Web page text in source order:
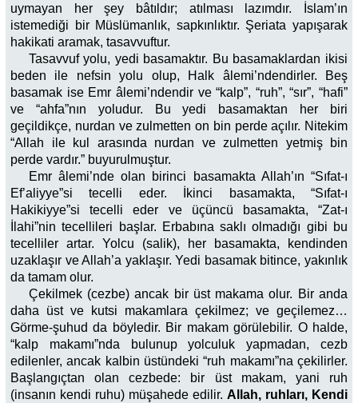
uymayan her şey bâtıldır; atılması lazımdır. İslam’ın
istemediği bir Müslümanlık, sapkınlıktır. Şeriata yapışarak
hakikati aramak, tasavvuftur.
Tasavvuf yolu, yedi basamaktır. Bu basamaklardan ikisi
beden ile nefsin yolu olup, Halk âlemi’ndendirler. Beş
basamak ise Emr âlemi’ndendir ve “kalp”, “ruh”, “sır”, “hafi”
ve “ahfa”nın yoludur. Bu yedi basamaktan her biri
geçildikçe, nurdan ve zulmetten on bin perde açılır. Nitekim
“Allah ile kul arasında nurdan ve zulmetten yetmiş bin
perde vardır.” buyurulmuştur.
Emr âlemi’nde olan birinci basamakta Allah’ın “Sıfat-ı
Ef’aliyye”si tecelli eder. İkinci basamakta, “Sıfat-ı
Hakikiyye”si tecelli eder ve üçüncü basamakta, “Zat-ı
İlahi”nin tecellileri başlar. Erbabına saklı olmadığı gibi bu
tecelliler artar. Yolcu (salik), her basamakta, kendinden
uzaklaşır ve Allah’a yaklaşır. Yedi basamak bitince, yakınlık
da tamam olur.
Çekilmek (cezbe) ancak bir üst makama olur. Bir anda
daha üst ve kutsi makamlara çekilmez; ve geçilemez…
Görme-şuhud da böyledir. Bir makam görülebilir. O halde,
“kalp makamı”nda bulunup yolculuk yapmadan, cezb
edilenler, ancak kalbin üstündeki “ruh makamı”na çekilirler.
Başlangıçtan olan cezbede: bir üst makam, yani ruh
(insanın kendi ruhu) müşahede edilir. Allah, ruhları, Kendi